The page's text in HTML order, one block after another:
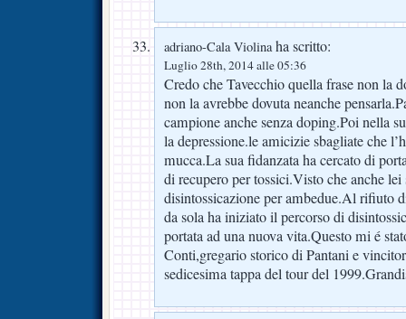
adriano-Cala Violinaha scritto:
Luglio 28th, 2014 alle 05:36
Credo che Tavecchio quella frase non la
non la avrebbe dovuta neanche
campione anche senza doping.Poi nella
la depressione.le amicizie sbagliate che
mucca.La sua fidanzata ha cercato di
di recupero per tossici.Visto che anche
disintossicazione per ambedue.Al rifiuto
da sola ha iniziato il percorso di
portata ad una nuova vita.Questo mi é
Conti,gregario storico di Pantani e
sedicesima tappa del tour del